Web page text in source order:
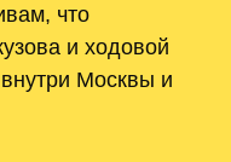
что
и ходовой
Москвы и